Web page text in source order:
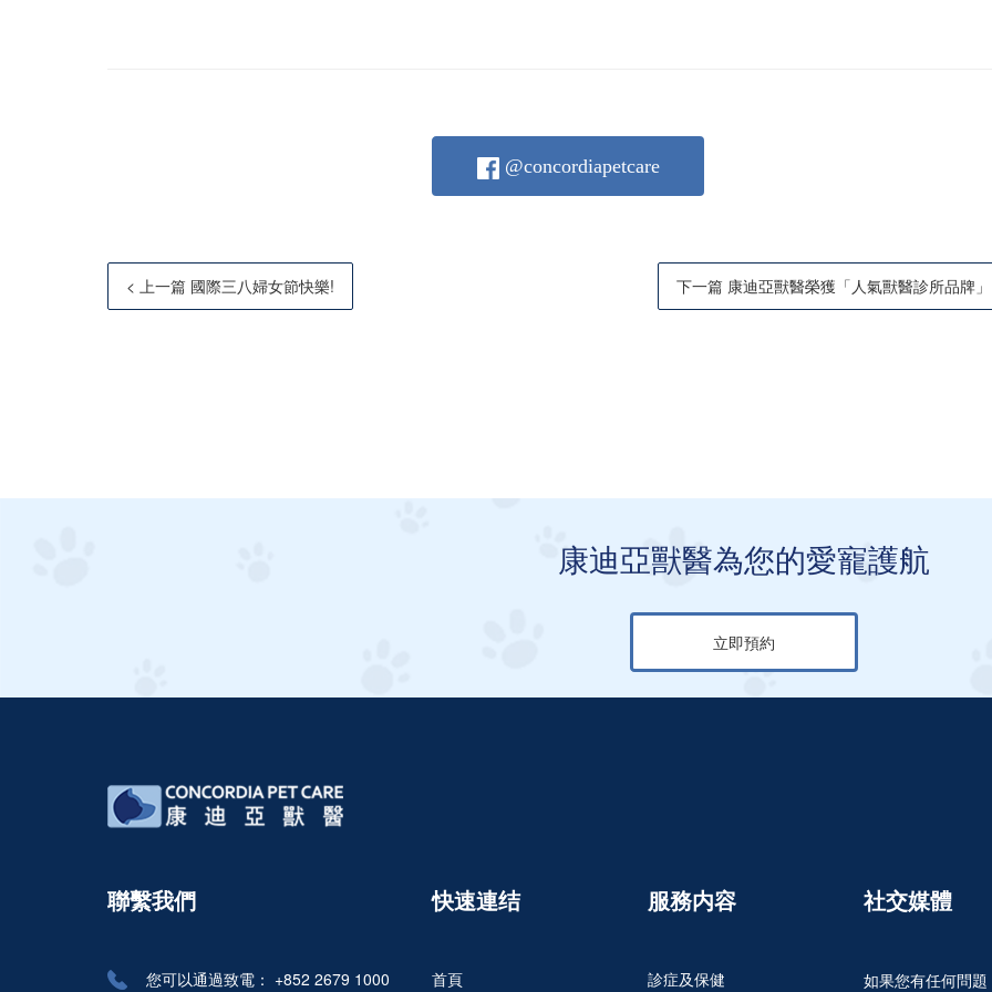
@concordiapetcare
< 上一篇 國際三八婦女節快樂!
康迪亞獸醫為您的愛寵護航
立即預約
聯繫我們
您可以通過致電： +852 2679 1000
快速連结
首頁
服務内容
診症及保健
社交媒體
如果您有任何問題